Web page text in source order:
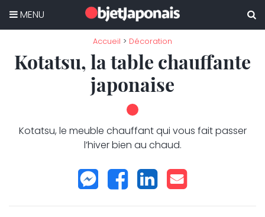
Accueil > Décoration
Kotatsu, la table chauffante
japonaise
Kotatsu, le meuble chauffant qui vous fait passer
l’hiver bien au chaud.